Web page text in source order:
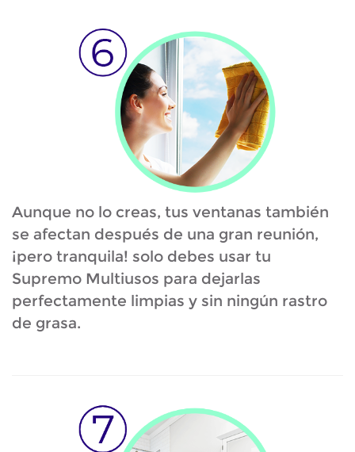
Aunque no lo creas, tus ventanas también
se afectan después de una gran reunión,
¡pero tranquila! solo debes usar tu
Supremo Multiusos para dejarlas
perfectamente limpias y sin ningún rastro
de grasa.